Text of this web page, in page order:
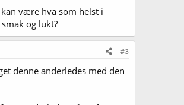
være hva som helst i
og lukt?
#3
denne anderledes med den